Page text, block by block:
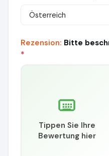
Rezension: Bitte
*
Tippen Sie Ihre
Bewertung hier